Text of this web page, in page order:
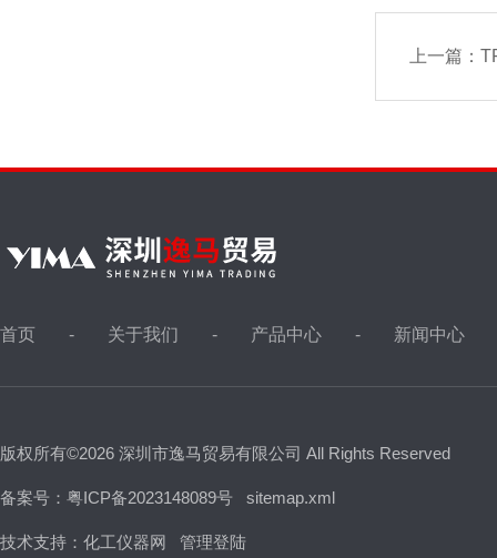
上一篇：
首页 关于我们 产品中心 新闻中心
版权所有©2026 深圳市逸马贸易有限公司 All Rights Reserved
备案号：粤ICP备2023148089号 sitemap.xml
技术支持： 化工仪器网 管理登陆